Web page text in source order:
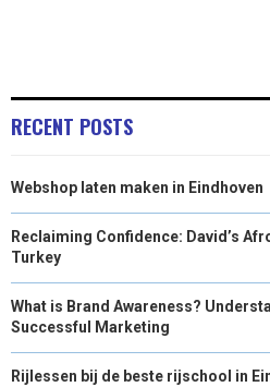
RECENT POSTS
Webshop laten maken in Eindhoven
Reclaiming Confidence: David’s
Turkey
What is Brand Awareness?
Successful Marketing
Rijlessen bij de beste rijschool in